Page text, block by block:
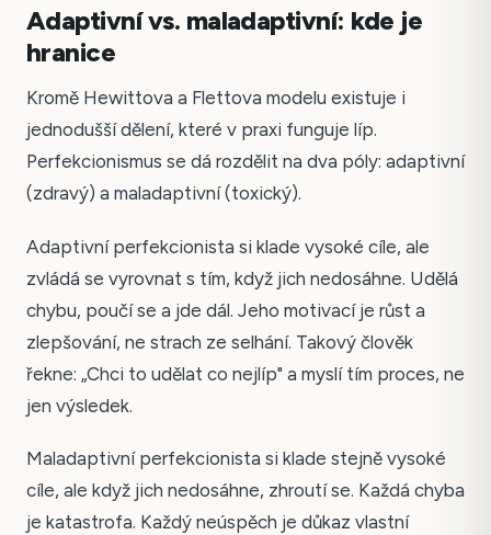
Adaptivní vs. maladaptivní: kde je
hranice
Kromě Hewittova a Flettova modelu existuje i
jednodušší dělení, které v praxi funguje líp.
Perfekcionismus se dá rozdělit na dva póly: adaptivní
(zdravý) a maladaptivní (toxický).
Adaptivní perfekcionista si klade vysoké cíle, ale
zvládá se vyrovnat s tím, když jich nedosáhne. Udělá
chybu, poučí se a jde dál. Jeho motivací je růst a
zlepšování, ne strach ze selhání. Takový člověk
řekne: „Chci to udělat co nejlíp" a myslí tím proces, ne
jen výsledek.
Maladaptivní perfekcionista si klade stejně vysoké
cíle, ale když jich nedosáhne, zhroutí se. Každá chyba
je katastrofa. Každý neúspěch je důkaz vlastní